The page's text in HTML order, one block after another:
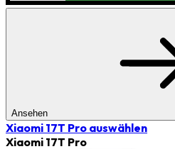
Ansehen
Xiaomi 17T Pro auswählen
Xiaomi 17T Pro